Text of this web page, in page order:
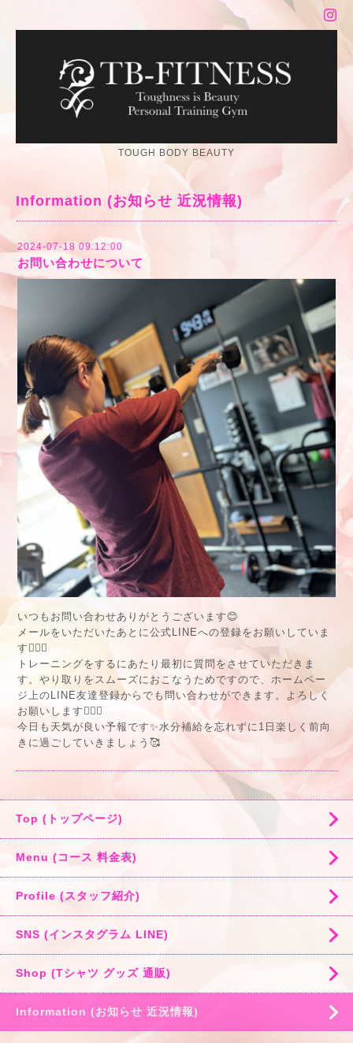
TOUGH BODY BEAUTY
Information (お知らせ 近況情報)
2024-07-18 09:12:00
お問い合わせについて
いつもお問い合わせありがとうございます😊
メールをいただいたあとに公式LINEへの登録をお願いしていま
す🙇🏻‍♂️
トレーニングをするにあたり最初に質問をさせていただきま
す。やり取りをスムーズにおこなうためですので、ホームペー
ジ上のLINE友達登録からでも問い合わせができます。よろしく
お願いします🙇🏻‍♂️
今日も天気が良い予報です✨水分補給を忘れずに1日楽しく前向
きに過ごしていきましょう🥰
Top (トップページ)
Menu (コース 料金表)
Profile (スタッフ紹介)
SNS (インスタグラム LINE)
Shop (Tシャツ グッズ 通販)
Information (お知らせ 近況情報)